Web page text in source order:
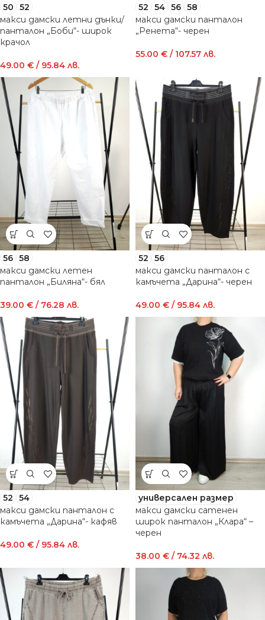
50
52
макси дамски летни дънки/
панталон „Боби“- широк
крачол
49.00 € / 95.84 лв.
52 54 56 58
макси дамски панталон
„Ренета“- черен
55.00 € / 107.57 лв.
56 58
макси дамски летен
панталон „Биляна“- бял
39.00 € / 76.28 лв.
52
56
макси дамски панталон с
камъчета „Дарина“- черен
49.00 € / 95.84 лв.
52
54
макси дамски панталон с
камъчета „Дарина“- кафяв
49.00 € / 95.84 лв.
универсален размер
макси дамски сатенен
широк панталон „Клара“ –
черен
38.00 € / 74.32 лв.